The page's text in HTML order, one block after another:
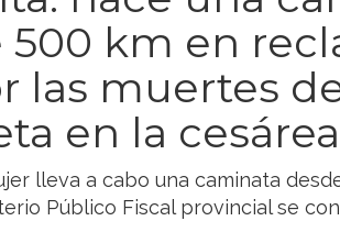
500 km en
las muertes
en la cesárea
lleva a cabo una caminata
Público Fiscal provincial se